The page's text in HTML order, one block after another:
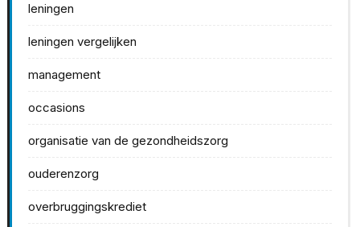
leningen
leningen vergelijken
management
occasions
organisatie van de gezondheidszorg
ouderenzorg
overbruggingskrediet